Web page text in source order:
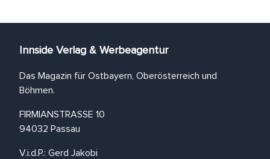
Innside Verlag & Werbeagentur
Das Magazin für Ostbayern, Oberösterreich und
Böhmen.
FIRMIANSTRASSE 10
94032 Passau
V.i.d.P.: Gerd Jakobi